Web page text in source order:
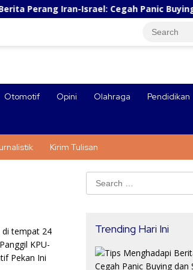
Iran-Israel: Cegah Panic Buying dan Stres
Otomotif Opini Olahraga Pendidikan
Kirim Tulisan
Search
for:
Trending Hari Ini